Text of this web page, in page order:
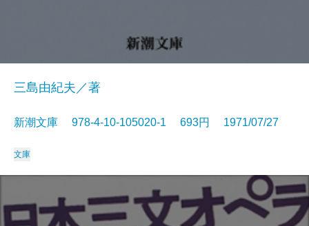
三島由紀夫／著
新潮文庫 978-4-10-105020-1 693円 1971/07/27
文庫